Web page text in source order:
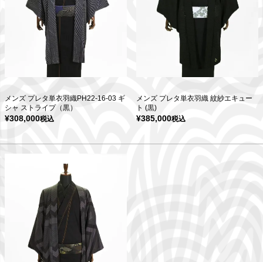
メンズ プレタ単衣羽織PH22-16-03 ギ
シャ ストライプ（黒）
¥308,000税込
メンズ プレタ単衣羽織 紋紗エキュー
ト (黒)
¥385,000税込